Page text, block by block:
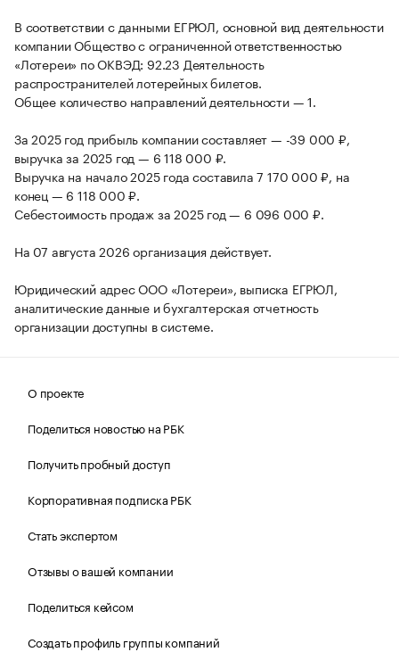
В соответствии с данными ЕГРЮЛ, основной вид деятельности
компании Общество с ограниченной ответственностью
«Лотереи» по ОКВЭД: 92.23 Деятельность
распространителей лотерейных билетов.
Общее количество направлений деятельности — 1.
За 2025 год прибыль компании составляет — -39 000 ₽,
выручка за 2025 год — 6 118 000 ₽.
Выручка на начало 2025 года составила 7 170 000 ₽, на
конец — 6 118 000 ₽.
Себестоимость продаж за 2025 год — 6 096 000 ₽.
На 07 августа 2026 организация действует.
Юридический адрес ООО «Лотереи», выписка ЕГРЮЛ,
аналитические данные и бухгалтерская отчетность
организации доступны в системе.
О проекте
Поделиться новостью на РБК
Получить пробный доступ
Корпоративная подписка РБК
Стать экспертом
Отзывы о вашей компании
Поделиться кейсом
Создать профиль группы компаний